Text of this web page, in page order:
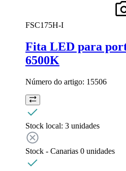
FSC175H-I
Fita LED para
6500K
Número do artigo: 15506
Stock local: 3 unidades
Stock - Canarias 0 unidades